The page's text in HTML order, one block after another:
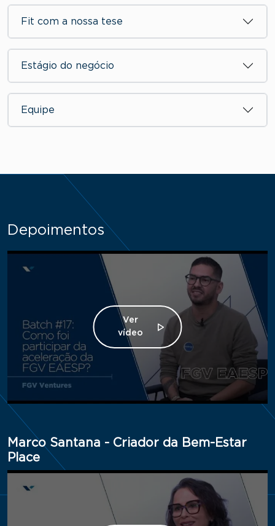
Fit com a nossa tese
Estágio do negócio
Equipe
Depoimentos
Ver
vídeo
Marco Santana - Criador da Bem-Estar
Place